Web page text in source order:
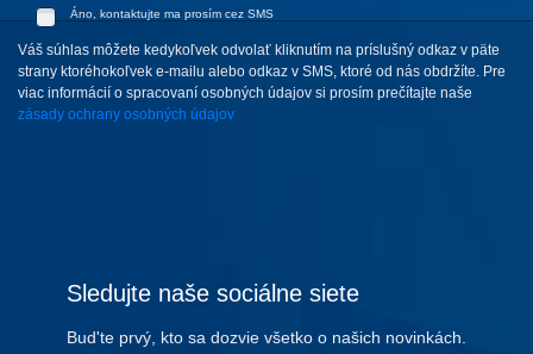
Áno, kontaktujte ma prosím cez SMS
Váš súhlas môžete kedykoľvek odvolať kliknutím na príslušný odkaz v päte
strany ktoréhokoľvek e-mailu alebo odkaz v SMS, ktoré od nás obdržíte. Pre
viac informácií o spracovaní osobných údajov si prosím prečítajte naše
zásady ochrany osobných údajov
Sledujte naše sociálne siete
Bud'te prvý, kto sa dozvie všetko o našich novinkách.